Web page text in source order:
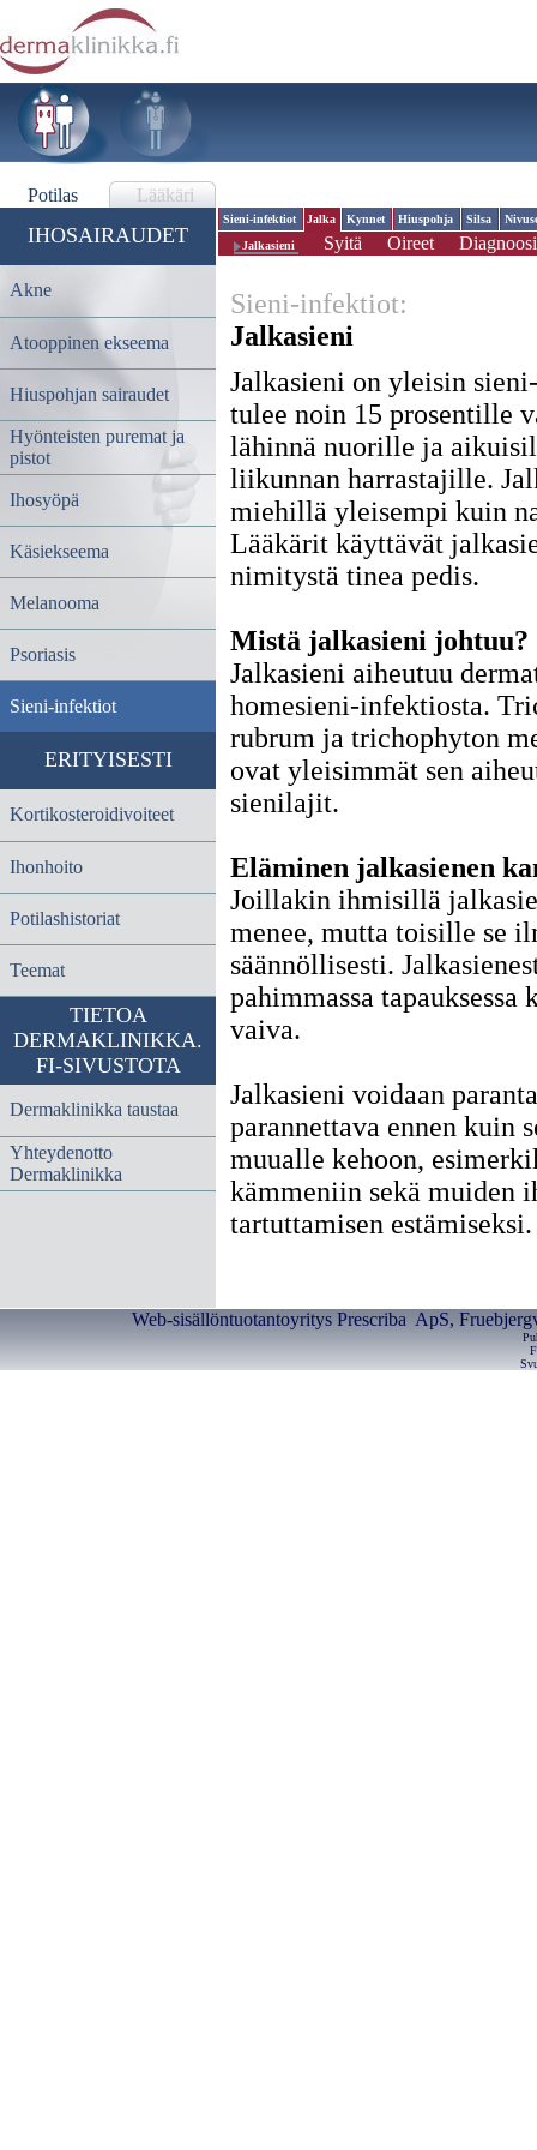
Potilas Lääkäri
IHOSAIRAUDET
Akne
Atooppinen ekseema
Hiuspohjan sairaudet
Hyönteisten puremat ja
pistot
Ihosyöpä
Käsiekseema
Melanooma
Psoriasis
Sieni-infektiot
ERITYISESTI
Kortikosteroidivoiteet
Ihonhoito
Potilashistoriat
Teemat
TIETOA
DERMAKLINIKKA.
FI-SIVUSTOTA
Dermaklinikka taustaa
Yhteydenotto
Dermaklinikka
Sieni-infektiot Jalka Kynnet Hiuspohja Silsa
Jalkasieni
Syitä Oireet Diagnoosi
Sieni-infektiot:
Jalkasieni
Jalkasieni on yleisin
tulee noin 15 prosentille
lähinnä nuorille ja
liikunnan harrastajille.
miehillä yleisempi kuin
Lääkärit käyttävät
nimitystä tinea pedis.
Mistä jalkasieni johtuu?
Jalkasieni aiheutuu
homesieni-infektiosta.
rubrum ja trichophyton
ovat yleisimmät sen
sienilajit.
Eläminen jalkasienen
Joillakin ihmisillä
menee, mutta toisille se
säännöllisesti.
pahimmassa tapauksessa
vaiva.
Jalkasieni voidaan
parannettava ennen kuin
muualle kehoon,
kämmeniin sekä muiden
tartuttamisen
Web-sisällöntuotantoyritys Prescriba ApS,